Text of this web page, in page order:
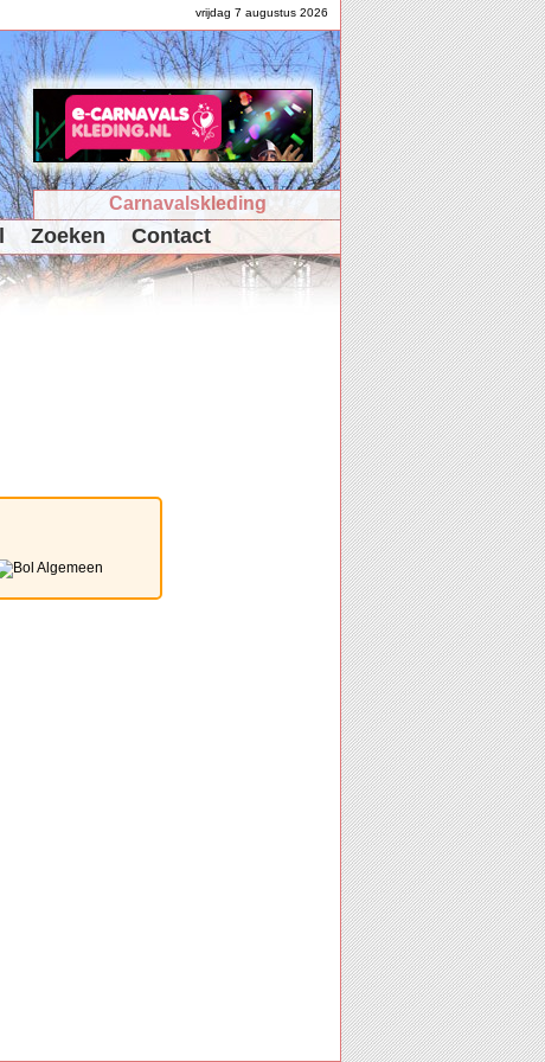
vrijdag 7 augustus 2026
Carnavalskleding
Zoeken Contact